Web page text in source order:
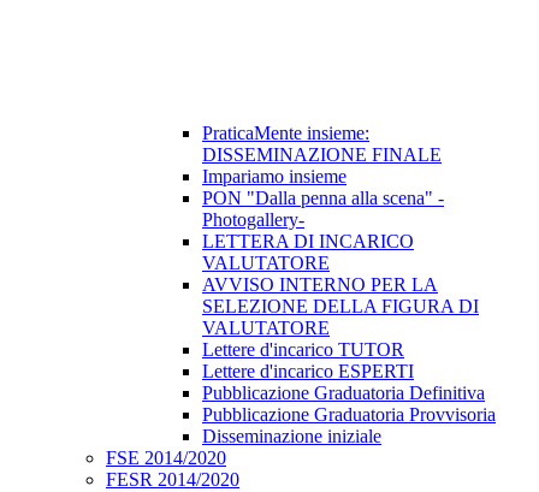
PraticaMente insieme:
DISSEMINAZIONE FINALE
Impariamo insieme
PON "Dalla penna alla scena" -
Photogallery-
LETTERA DI INCARICO
VALUTATORE
AVVISO INTERNO PER LA
SELEZIONE DELLA FIGURA DI
VALUTATORE
Lettere d'incarico TUTOR
Lettere d'incarico ESPERTI
Pubblicazione Graduatoria Definitiva
Pubblicazione Graduatoria Provvisoria
Disseminazione iniziale
FSE 2014/2020
FESR 2014/2020